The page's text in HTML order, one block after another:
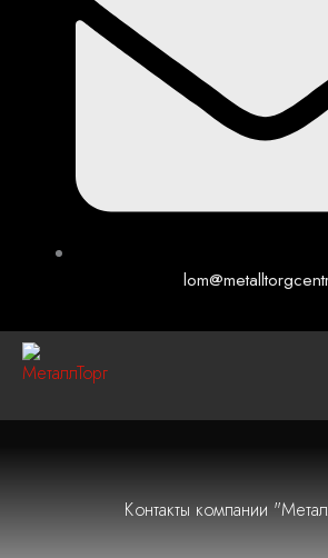
Контакты компании